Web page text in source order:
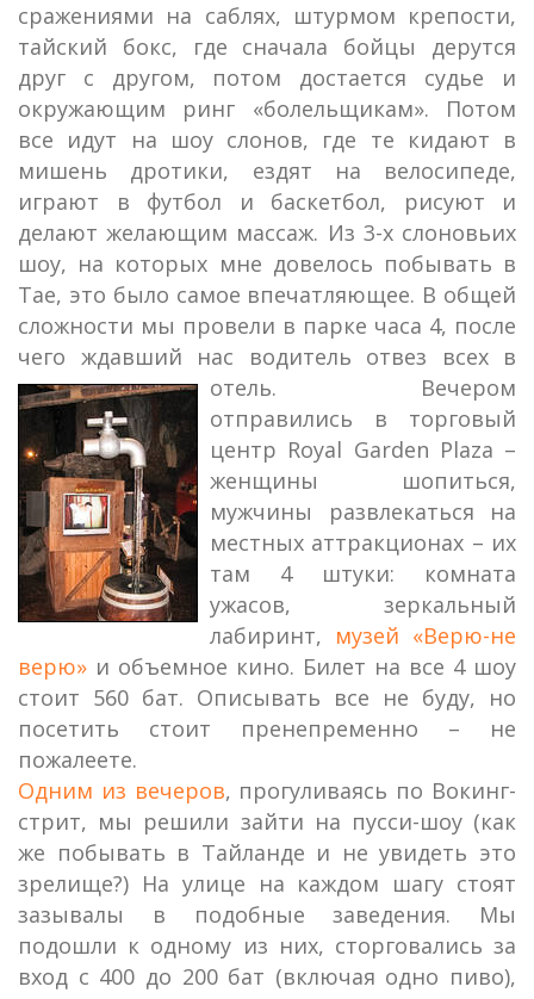
сражениями на саблях, штурмом крепости,
тайский бокс, где сначала бойцы дерутся
друг с другом, потом достается судье и
окружающим ринг «болельщикам». Потом
все идут на шоу слонов, где те кидают в
мишень дротики, ездят на велосипеде,
играют в футбол и баскетбол, рисуют и
делают желающим массаж. Из 3-х слоновьих
шоу, на которых мне довелось побывать в
Тае, это было самое впечатляющее. В общей
сложности мы провели в парке часа 4, после
чего ждавший нас водитель отвез всех в
отель. Вечером
отправились в торговый
центр Royal Garden Plaza –
женщины шопиться,
мужчины развлекаться на
местных аттракционах – их
там 4 штуки: комната
ужасов, зеркальный
лабиринт, музей «Верю-не
верю» и объемное кино. Билет на все 4 шоу
стоит 560 бат. Описывать все не буду, но
посетить стоит пренепременно – не
пожалеете.
Одним из вечеров, прогуливаясь по Вокинг-
стрит, мы решили зайти на пусси-шоу (как
же побывать в Тайланде и не увидеть это
зрелище?) На улице на каждом шагу стоят
зазывалы в подобные заведения. Мы
подошли к одному из них, сторговались за
вход с 400 до 200 бат (включая одно пиво),